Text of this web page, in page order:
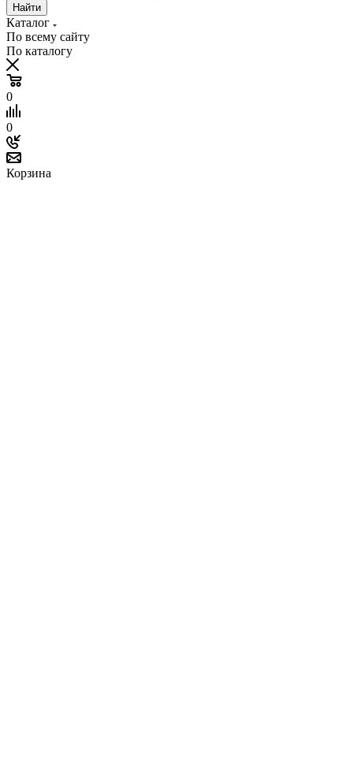
Найти
Каталог
По всему сайту
По каталогу
0
0
Корзина